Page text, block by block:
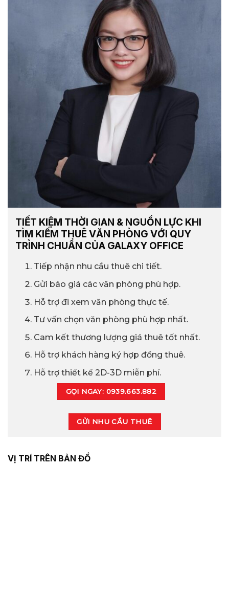
TIẾT KIỆM THỜI GIAN & NGUỒN LỰC KHI
TÌM KIẾM THUÊ VĂN PHÒNG VỚI QUY
TRÌNH CHUẨN CỦA GALAXY OFFICE
Tiếp nhận nhu cầu thuê chi tiết.
Gửi báo giá các văn phòng phù hợp.
Hỗ trợ đi xem văn phòng thực tế.
Tư vấn chọn văn phòng phù hợp nhất.
Cam kết thương lượng giá thuê tốt nhất.
Hỗ trợ khách hàng ký hợp đồng thuê.
Hỗ trợ thiết kế 2D-3D miễn phí.
GỌI NGAY: 0939.663.882
GỬI NHU CẦU THUÊ
VỊ TRÍ TRÊN BẢN ĐỒ